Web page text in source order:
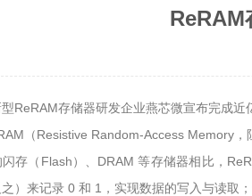
ReRAM存储器研发企业燕芯微宣布完成
（Resistive Random-Access Memory，
存（Flash）、DRAM 等存储器相比，
）来记录 0 和 1，实现数据的写入与读取